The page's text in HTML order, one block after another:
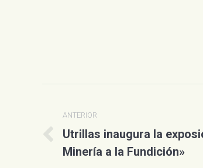
entre
publicaciones
ANTERIOR
Publicación
anterior:
Utrillas inaugura la
Minería a la Fundición»